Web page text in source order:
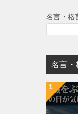
名言・格
名言・